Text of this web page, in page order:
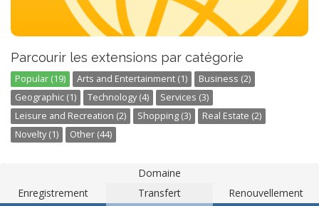
Parcourir les extensions par catégorie
Popular (19) Arts and Entertainment (1)
Business (2)
Geographic (1)
Technology (4)
Services (3)
Leisure and Recreation (2)
Shopping (3)
Real Estate (2)
Novelty (1)
Other (44)
Domaine
Enregistrement
Transfert Renouvellement